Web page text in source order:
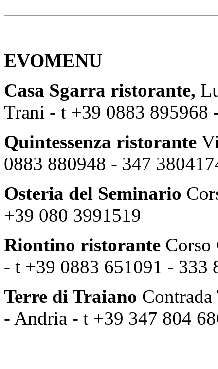
EVOMENU
Casa Sgarra ristorante,
Trani - t +39 0883 895968
Quintessenza ristorante
0883 880948 - 347
Osteria del Seminario
+39 080 3991519
Riontino ristorante Corso
- t +39 0883 651091 - 333
Terre di Traiano
- Andria - t +39 347 804